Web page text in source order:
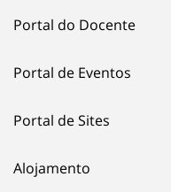
Portal do Docente
Portal de Eventos
Portal de Sites
Alojamento